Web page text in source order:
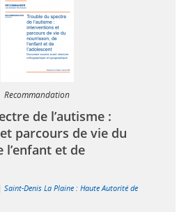
Recommandation
de l’autisme :
parcours de vie du
l’enfant et de
Saint-Denis La Plaine : Haute Autorité de